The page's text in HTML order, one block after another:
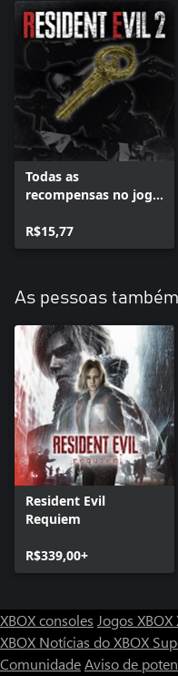
Todas as
recompensas no jogo
R$15,77
As pessoas
Resident Evil
Requiem
R$339,00+
XBOX consoles Jogos XBOX
XBOX Notícias do XBOX
ComunidadeAviso de